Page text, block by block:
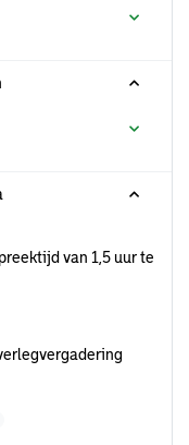
van 1,5 uur te